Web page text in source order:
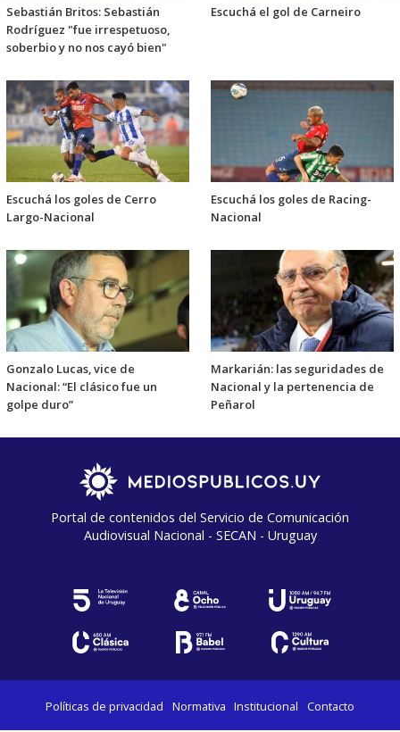
Sebastián Britos: Sebastián
Rodríguez "fue irrespetuoso,
soberbio y no nos cayó bien"
Escuchá el gol de Carneiro
Escuchá los goles de Cerro
Largo-Nacional
Escuchá los goles de Racing-
Nacional
Gonzalo Lucas, vice de
Nacional: “El clásico fue un
golpe duro”
Markarián: las seguridades de
Nacional y la pertenencia de
Peñarol
Portal de contenidos del Servicio de Comunicación
Audiovisual Nacional - SECAN - Uruguay
Políticas de privacidad Normativa Institucional Contacto